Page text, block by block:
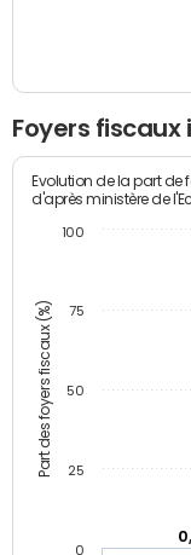
Foyers fiscaux
Part des foyers fiscaux (%)
Evolution de la part de
d'après ministère de
0
25
50
75
100